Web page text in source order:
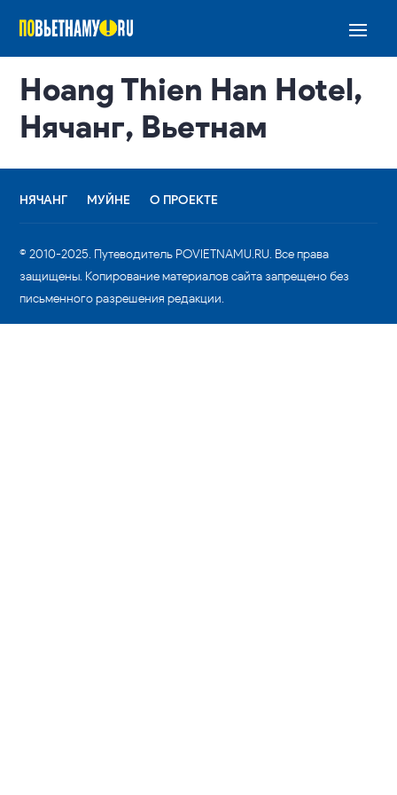
Hoang Thien Han Hotel,
Нячанг, Вьетнам
НЯЧАНГ МУЙНЕ О ПРОЕКТЕ
© 2010-2025. Путеводитель POVIETNAMU.RU. Все права
защищены. Копирование материалов сайта запрещено без
письменного разрешения редакции.